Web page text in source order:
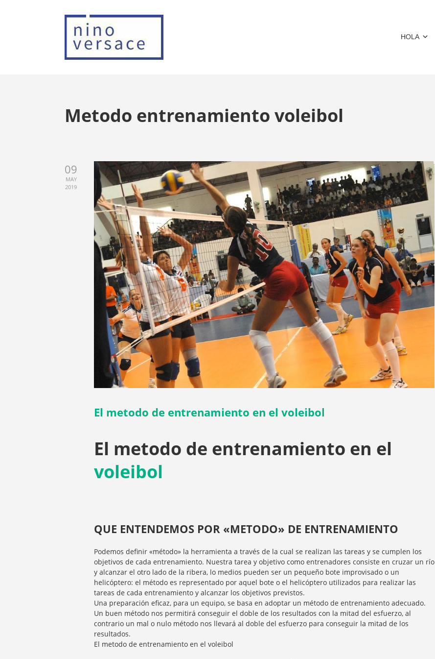
HOLA
Metodo entrenamiento voleibol
09
MAY
2019
El metodo de entrenamiento en el voleibol
El metodo de entrenamiento en el
voleibol
QUE ENTENDEMOS POR «METODO» DE ENTRENAMIENTO
Podemos definir «método» la herramienta a través de la cual se realizan las tareas y se cumplen los
objetivos de cada entrenamiento. Nuestra tarea y objetivo como entrenadores consiste en cruzar un río
y alcanzar el otro lado de la ribera, lo medios pueden ser un pequeño bote improvisado o un
helicóptero: el método es representado por aquel bote o el helicóptero utilizados para realizar las
tareas de cada entrenamiento y alcanzar los objetivos previstos.
Una preparación eficaz, para un equipo, se basa en adoptar un método de entrenamiento adecuado.
Un buen método nos permitirá conseguir el doble de los resultados con la mitad del esfuerzo, al
contrario un mal o nulo método nos llevará al doble del esfuerzo para conseguir la mitad de los
resultados.
El metodo de entrenamiento en el voleibol